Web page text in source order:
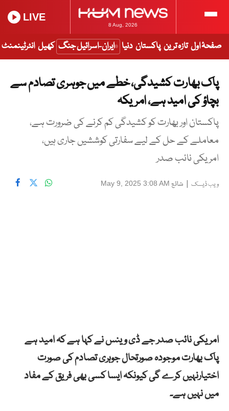
8 Aug, 2026
LIVE
صفحۂ اول تازہ ترین پاکستان دنیا ایران-اسرائیل جنگ کھیل انٹرٹینمنٹ
پاک بھارت کشیدگی، خطے میں جوہری تصادم سے
بچاؤ کی امید ہے، امریکہ
پاکستان اور بھارت کو کشیدگی کم کرنے کی ضرورت ہے،
معاملے کے حل کے لیے سفارتی کوششیں جاری ہیں،
امریکی نائب صدر
ویب ڈیسک | شائع May 9, 2025 3:08 AM
امریکی نائب صدر جے ڈی وینس نے کہا ہے کہ امید ہے
پاک بھارت موجودہ صورتحال جوہری تصادم کی صورت
اختیارنہیں کرے گی کیونکہ ایسا کسی بھی فریق کے مفاد
میں نہیں ہے۔